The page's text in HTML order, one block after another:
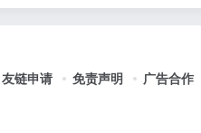
友链申请 免责声明 广告合作